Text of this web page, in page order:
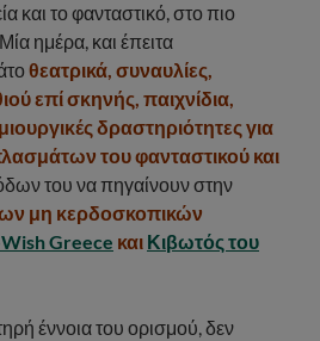
και το φανταστικό, στο πιο
ημέρα, και έπειτα
θεατρικά, συναυλίες,
επί σκηνής, παιχνίδια,
δραστηριότητες για
του φανταστικού και
του να πηγαίνουν στην
μη κερδοσκοπικών
Greece και Κιβωτός του
έννοια του ορισμού, δεν